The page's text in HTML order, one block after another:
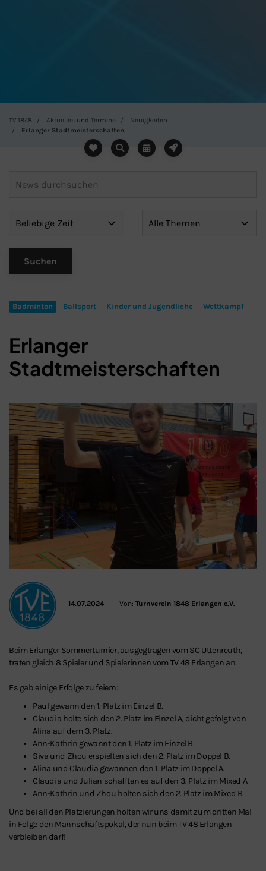
Schließen
TV 1848 Aktuelles und Termine
Neuigkeiten
Erlanger Stadtmeisterschaften
Badminton Ballsport Kinder und Jugendliche Wettkampf
Erlanger
Stadtmeisterschaften
14.07.2024 Von: Turnverein 1848 Erlangen e.V.
Beim Erlanger Sommerturnier, ausgegtragen vom SC Uttenreuth,
traten gleich 8 Spieler und Spielerinnen vom TV 48 Erlangen an.
Es gab einige Erfolge zu feiern:
Paul gewann den 1. Platz im Einzel B.
Claudia holte sich den 2. Platz im Einzel A, dicht gefolgt von
Alina auf dem 3. Platz.
Ann-Kathrin gewannt den 1. Platz im Einzel B.
Siva und Zhou erspielten sich den 2. Platz im Doppel B.
Alina und Claudia gewannen den 1. Platz im Doppel A.
Claudia und Julian schafften es auf den 3. Platz im Mixed A.
Ann-Kathrin und Zhou holten sich den 2. Platz im Mixed B.
Und bei all den Platzierungen holten wir uns damit zum dritten Mal
in Folge den Mannschaftspokal, der nun beim TV 48 Erlangen
verbleiben darf!